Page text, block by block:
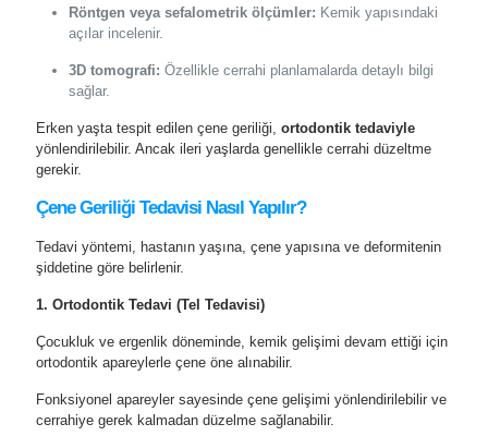
Röntgen veya sefalometrik ölçümler: Kemik yapısındaki
açılar incelenir.
3D tomografi: Özellikle cerrahi planlamalarda detaylı bilgi
sağlar.
Erken yaşta tespit edilen çene geriliği, ortodontik tedaviyle
yönlendirilebilir. Ancak ileri yaşlarda genellikle cerrahi düzeltme
gerekir.
Çene Geriliği Tedavisi Nasıl Yapılır?
Tedavi yöntemi, hastanın yaşına, çene yapısına ve deformitenin
şiddetine göre belirlenir.
1. Ortodontik Tedavi (Tel Tedavisi)
Çocukluk ve ergenlik döneminde, kemik gelişimi devam ettiği için
ortodontik apareylerle çene öne alınabilir.
Fonksiyonel apareyler sayesinde çene gelişimi yönlendirilebilir ve
cerrahiye gerek kalmadan düzelme sağlanabilir.